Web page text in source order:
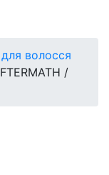
волосся
/